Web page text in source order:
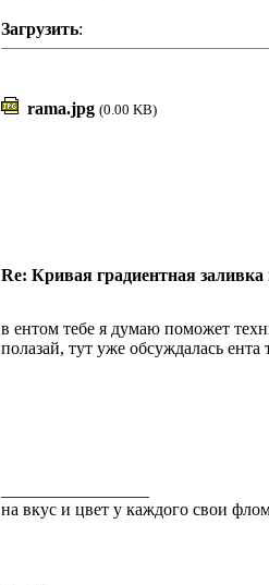
Загрузить:
rama.jpg (0.00 KB)
Re: Кривая градиентная заливка
в ентом тебе я думаю поможет
полазай, тут уже обсуждалась
на вкус и цвет у каждого свои